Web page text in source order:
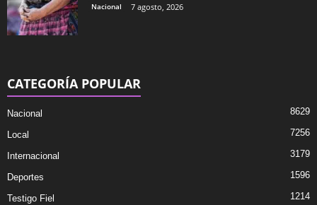
Nacional 7 agosto, 2026
CATEGORÍA POPULAR
Nacional 8629
Local 7256
Internacional 3179
Deportes 1596
Testigo Fiel 1214